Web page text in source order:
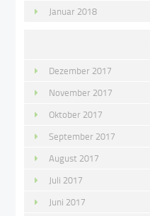
Januar 2018
Dezember 2017
November 2017
Oktober 2017
September 2017
August 2017
Juli 2017
Juni 2017